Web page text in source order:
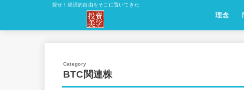
探せ！経済的自由をそこに置いてきた
理念
BTC関連株